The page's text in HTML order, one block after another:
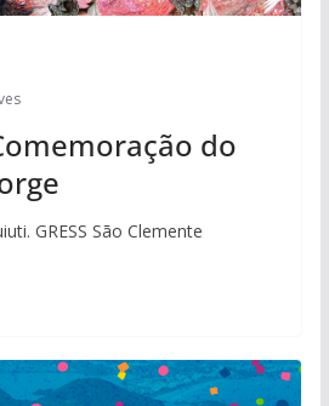
do
GRESS São Clemente